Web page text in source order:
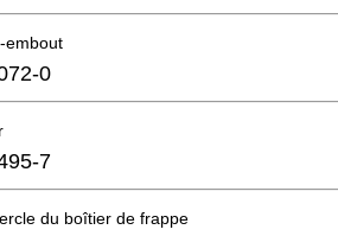
embout
0
7
du boîtier de frappe